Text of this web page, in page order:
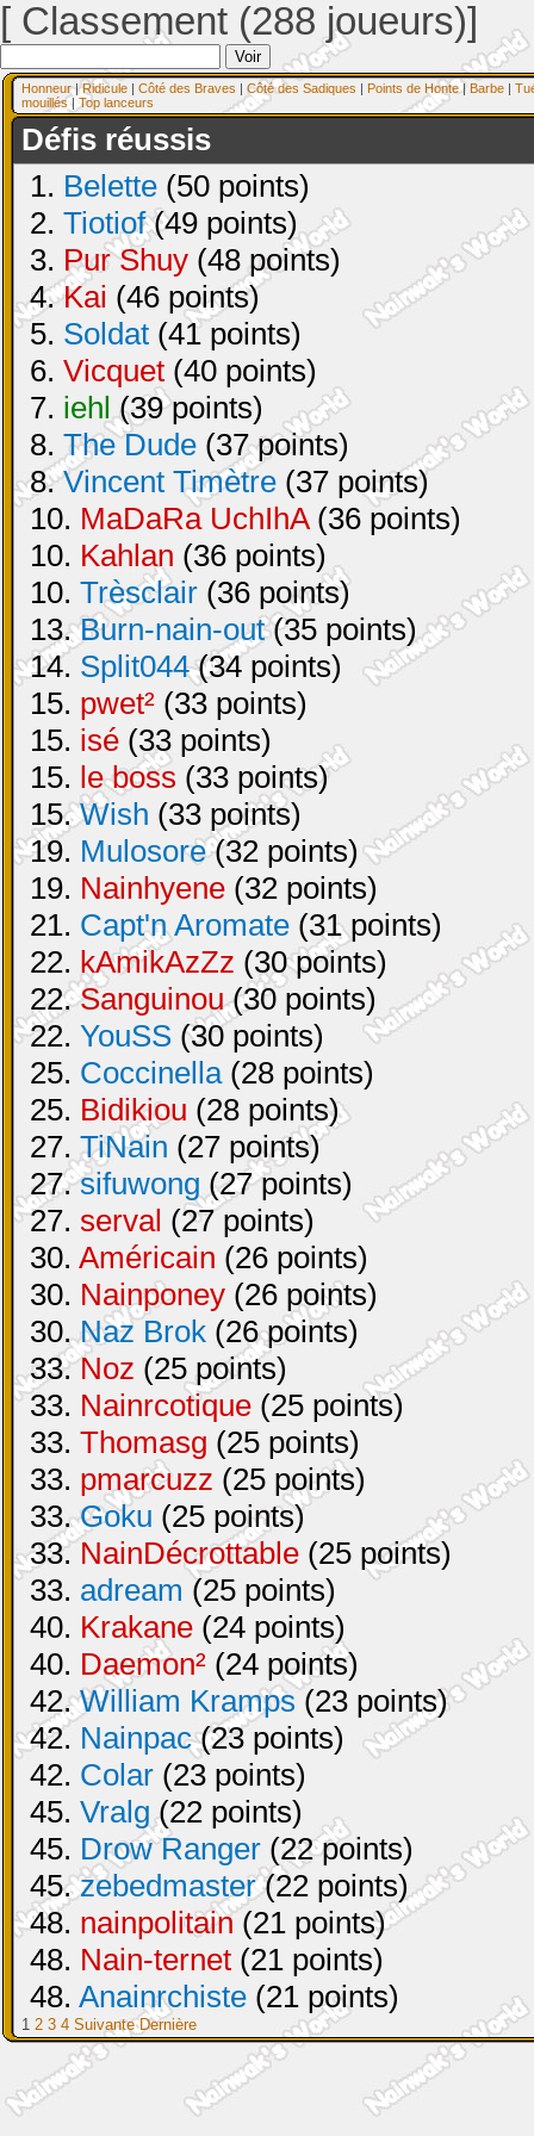
[ Classement (288 joueurs)]
Honneur|Ridicule | Côté des Braves | Côté des Sadiques | Points de Honte| Barbe |
mouillés| Top lanceurs
Défis réussis
1. Belette (50 points)
2. Tiotiof(49 points)
3. Pur Shuy (48 points)
4.Kai (46 points)
5. Soldat (41 points)
6. Vicquet (40 points)
7. iehl(39 points)
8. The Dude (37 points)
8.Vincent Timètre (37 points)
10. MaDaRa UchIhA(36 points)
10. Kahlan (36 points)
10. Trèsclair (36 points)
13.Burn-nain-out(35 points)
14. Split044(34 points)
15. pwet² (33 points)
15. isé (33 points)
15. le boss (33 points)
15.Wish (33 points)
19. Mulosore(32 points)
19. Nainhyene (32 points)
21. Capt'n Aromate (31 points)
22. kAmikAzZz (30 points)
22.Sanguinou(30 points)
22. YouSS (30 points)
25. Coccinella(28 points)
25. Bidikiou (28 points)
27. TiNain (27 points)
27.sifuwong (27 points)
27. serval (27 points)
30. Américain (26 points)
30. Nainponey (26 points)
30.Naz Brok (26 points)
33.Noz (25 points)
33. Nainrcotique (25 points)
33. Thomasg (25 points)
33. pmarcuzz (25 points)
33.Goku (25 points)
33. NainDécrottable (25 points)
33. adream (25 points)
40. Krakane (24 points)
40. Daemon² (24 points)
42.William Kramps (23 points)
42. Nainpac(23 points)
42. Colar (23 points)
45. Vralg(22 points)
45. Drow Ranger (22 points)
45.zebedmaster(22 points)
48. nainpolitain(21 points)
48. Nain-ternet (21 points)
48. Anainrchiste (21 points)
1 2 3 4 Suivante Dernière